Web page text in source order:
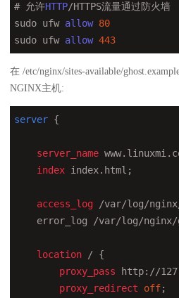
# 允许HTTP/HTTPS流量通过防火墙
sudo ufw allow 80
sudo ufw allow 443
在 /etc/nginx/sites-available/
NGINX主机:
server {
server_name
index index.html;
access_log /var/log/
error_log /var/log/
location / {
proxy_pass http://
proxy_redirect
off;